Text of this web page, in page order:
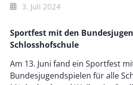
3. Juli 2024
Sportfest mit den
Schlosshofschule
Am 13. Juni fand ein Sportfest
Bundesjugendspielen für alle